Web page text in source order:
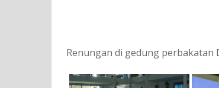
Renungan di gedung perbakatan